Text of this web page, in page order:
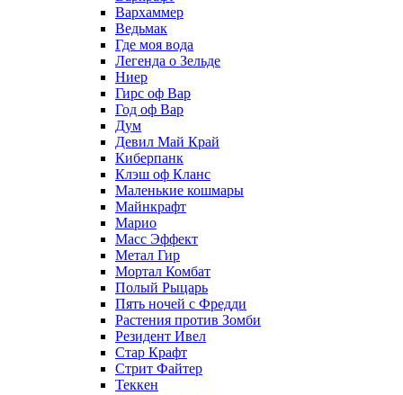
Вархаммер
Ведьмак
Где моя вода
Легенда о Зельде
Ниер
Гирс оф Вар
Год оф Вар
Дум
Девил Май Край
Киберпанк
Клэш оф Кланс
Маленькие кошмары
Майнкрафт
Марио
Масс Эффект
Метал Гир
Мортал Комбат
Полый Рыцарь
Пять ночей с Фредди
Растения против Зомби
Резидент Ивел
Стар Крафт
Стрит Файтер
Теккен